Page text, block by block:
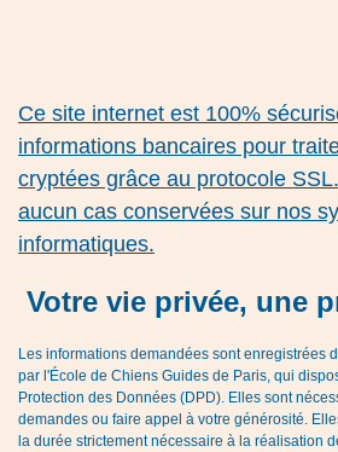
Ce site internet est 100%
informations bancaires pour
cryptées grâce au protocole
aucun cas conservées sur nos
informatiques.
Votre vie privée, une
Les informations demandées sont enregistrées
par l'École de Chiens Guides de Paris, qui
Protection des Données (DPD). Elles sont
demandes ou faire appel à votre générosité.
la durée strictement nécessaire à la réalisation